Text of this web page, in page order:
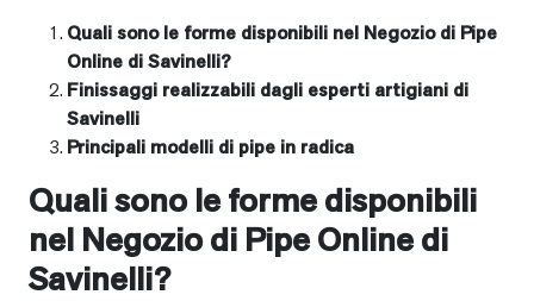
Quali sono le forme disponibili nel Negozio di Pipe
Online di Savinelli?
Finissaggi realizzabili dagli esperti artigiani di
Savinelli
Principali modelli di pipe in radica
Quali sono le forme disponibili
nel Negozio di Pipe Online di
Savinelli?